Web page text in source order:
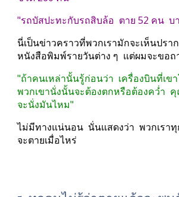
"รถบัสปะทะกับรถสิบล้อ  ตาย 52 คน  บ
นี่เป็นข่าวคราวที่พวกเรามักจะเห็นปรา
หนังสือพิมพ์รายวันต่าง ๆ  แต่ผมจะขอ
"ถ้าคนเหล่านั้นรู้ก่อนว่า  เครื่องบินที่เข
พวกเขานั่งนั้นจะต้องตกหรือต้องคว่ำ
จะนั่งมันไหม"
ไม่มีทางแน่นอน  นั่นแสดงว่า  พวกเราทุ
จะตายเมื่อไหร่